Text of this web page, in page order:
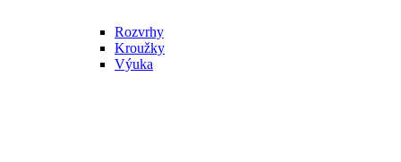
Rozvrhy
Kroužky
Výuka